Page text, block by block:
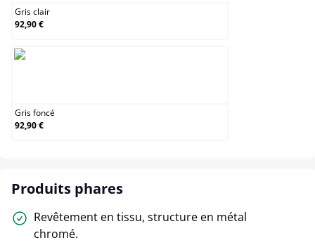
Gris clair
92,90 €
Gris foncé
92,90 €
Produits phares
Revêtement en tissu, structure en métal
chromé.